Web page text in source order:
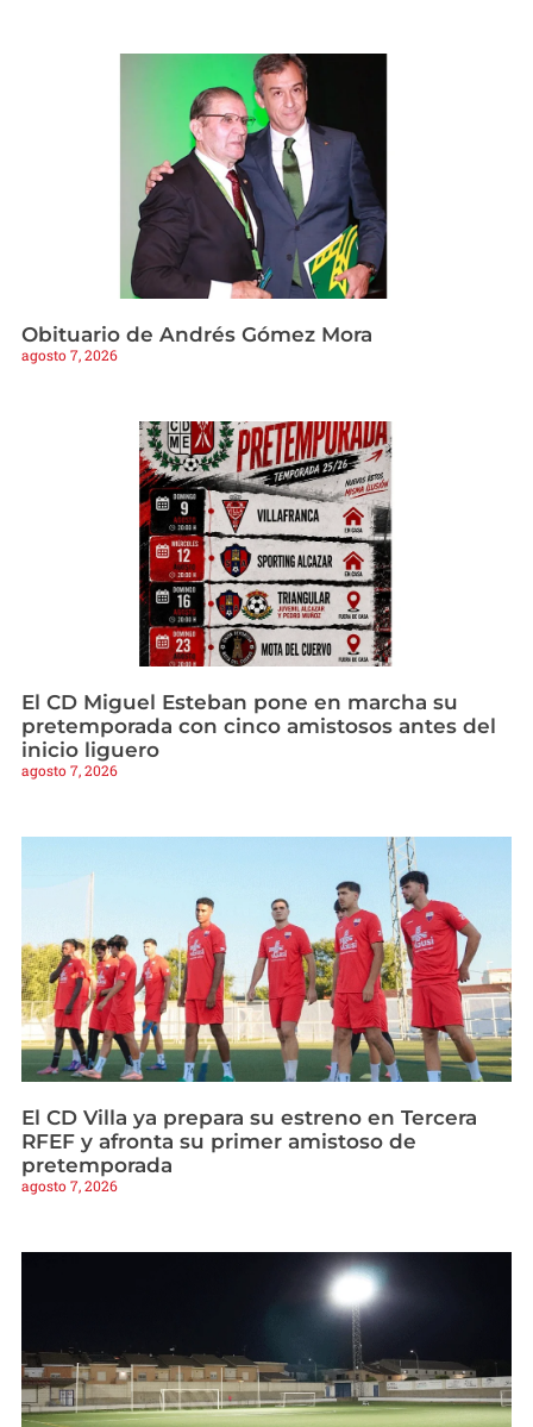
Obituario de Andrés Gómez Mora
agosto 7, 2026
El CD Miguel Esteban pone en marcha su
pretemporada con cinco amistosos antes del
inicio liguero
agosto 7, 2026
El CD Villa ya prepara su estreno en Tercera
RFEF y afronta su primer amistoso de
pretemporada
agosto 7, 2026